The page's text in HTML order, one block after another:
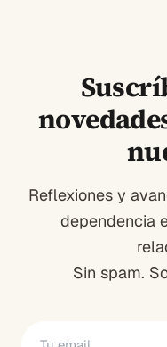
Reflexiones y
dependencia
Sin spam.